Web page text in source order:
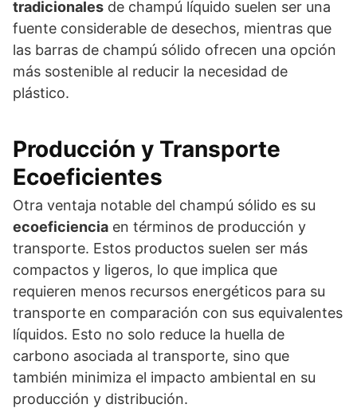
tradicionales de champú líquido suelen ser una
fuente considerable de desechos, mientras que
las barras de champú sólido ofrecen una opción
más sostenible al reducir la necesidad de
plástico.
Producción y Transporte
Ecoeficientes
Otra ventaja notable del champú sólido es su
ecoeficiencia en términos de producción y
transporte. Estos productos suelen ser más
compactos y ligeros, lo que implica que
requieren menos recursos energéticos para su
transporte en comparación con sus equivalentes
líquidos. Esto no solo reduce la huella de
carbono asociada al transporte, sino que
también minimiza el impacto ambiental en su
producción y distribución.